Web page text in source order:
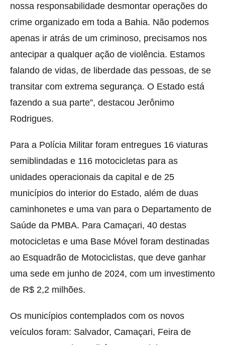
nossa responsabilidade desmontar operações do
crime organizado em toda a Bahia. Não podemos
apenas ir atrás de um criminoso, precisamos nos
antecipar a qualquer ação de violência. Estamos
falando de vidas, de liberdade das pessoas, de se
transitar com extrema segurança. O Estado está
fazendo a sua parte”, destacou Jerônimo
Rodrigues.
Para a Polícia Militar foram entregues 16 viaturas
semiblindadas e 116 motocicletas para as
unidades operacionais da capital e de 25
municípios do interior do Estado, além de duas
caminhonetes e uma van para o Departamento de
Saúde da PMBA. Para Camaçari, 40 destas
motocicletas e uma Base Móvel foram destinadas
ao Esquadrão de Motociclistas, que deve ganhar
uma sede em junho de 2024, com um investimento
de R$ 2,2 milhões.
Os municípios contemplados com os novos
veículos foram: Salvador, Camaçari, Feira de